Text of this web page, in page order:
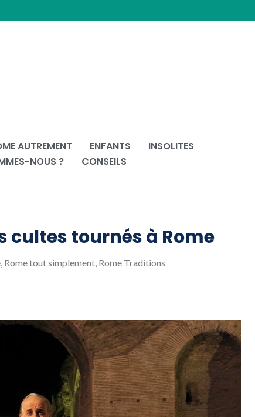
AUTREMENT ENFANTS
INSOLITES
NOUS ?
CONSEILS
cultes tournés à Rome
, Rome tout simplement, Rome Traditions